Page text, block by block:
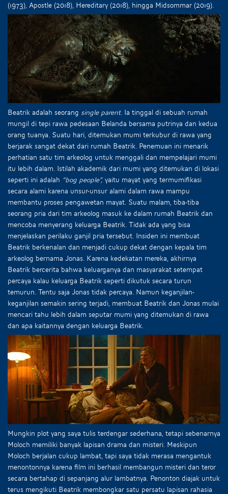
(1973), Apostle (2018), Hereditary (2018), hingga Midsommar (2019).
Beatrik adalah seorang single parent. Ia tinggal di sebuah rumah
mungil di tepi rawa pedesaan Belanda bersama putrinya dan kedua
orang tuanya. Suatu hari, ditemukan mumi terkubur di rawa yang
berjarak sangat dekat dari rumah Beatrik. Penemuan ini menarik
perhatian satu tim arkeolog untuk menggali dan mempelajari mumi
itu lebih dalam. Istilah akademik dari mumi yang ditemukan di lokasi
seperti ini adalah “bog people”, yaitu mayat yang termumifikasi
secara alami karena unsur-unsur alami dalam rawa mampu
membantu proses pengawetan mayat. Suatu malam, tiba-tiba
seorang pria dari tim arkeolog masuk ke dalam rumah Beatrik dan
mencoba menyerang keluarga Beatrik. Tidak ada yang bisa
menjelaskan perilaku ganjil pria tersebut. Insiden ini membuat
Beatrik berkenalan dan menjadi cukup dekat dengan kepala tim
arkeolog bernama Jonas. Karena kedekatan mereka, akhirnya
Beatrik bercerita bahwa keluarganya dan masyarakat setempat
percaya kalau keluarga Beatrik seperti dikutuk secara turun
temurun. Tentu saja Jonas tidak percaya. Namun keganjilan-
keganjilan semakin sering terjadi, membuat Beatrik dan Jonas mulai
mencari tahu lebih dalam seputar mumi yang ditemukan di rawa
dan apa kaitannya dengan keluarga Beatrik.
Mungkin plot yang saya tulis terdengar sederhana, tetapi sebenarnya
Moloch memiliki banyak lapisan drama dan misteri. Meskipun
Moloch berjalan cukup lambat, tapi saya tidak merasa mengantuk
menontonnya karena film ini berhasil membangun misteri dan teror
secara bertahap di sepanjang alur lambatnya. Penonton diajak untuk
terus mengikuti Beatrik membongkar satu persatu lapisan rahasia